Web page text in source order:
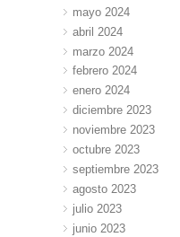
mayo 2024
abril 2024
marzo 2024
febrero 2024
enero 2024
diciembre 2023
noviembre 2023
octubre 2023
septiembre 2023
agosto 2023
julio 2023
junio 2023